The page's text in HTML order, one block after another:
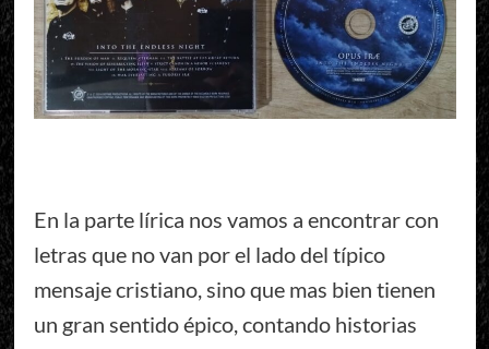
En la parte lírica nos vamos a encontrar con
letras que no van por el lado del típico
mensaje cristiano, sino que mas bien tienen
un gran sentido épico, contando historias